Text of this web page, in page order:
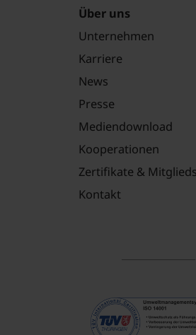
Über uns
Unternehmen
Karriere
News
Presse
Mediendownload
Kooperationen
Zertifikate &
Kontakt